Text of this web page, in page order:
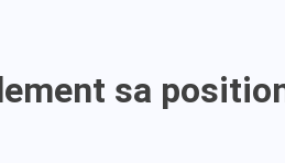
sa